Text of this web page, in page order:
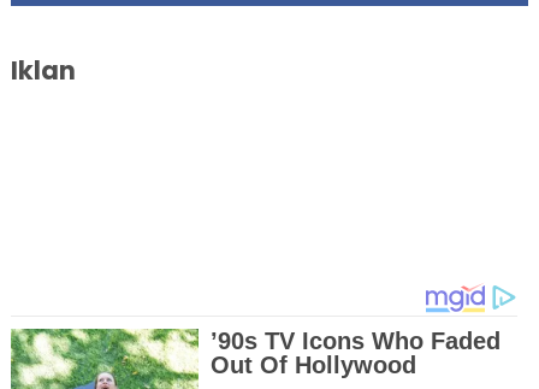
Iklan